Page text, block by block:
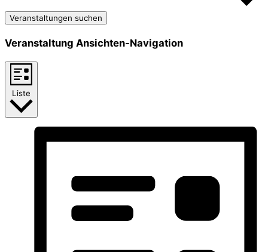
Veranstaltungen suchen
Veranstaltung Ansichten-Navigation
Liste